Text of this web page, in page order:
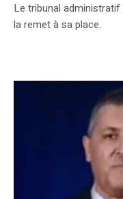
Le tribunal
la remet à sa place.